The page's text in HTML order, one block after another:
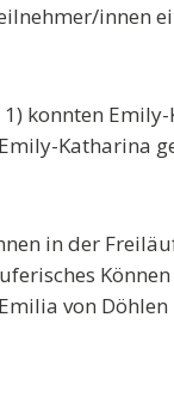
innen
konnten
Katharina
in der
von